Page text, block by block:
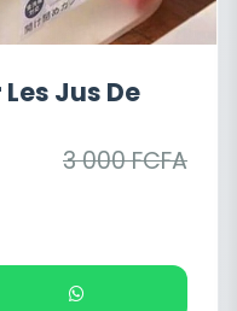
Jus De
3 000 FCFA